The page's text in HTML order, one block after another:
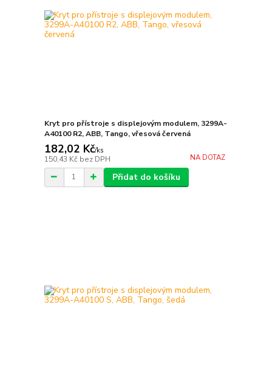
Kryt pro přístroje s displejovým modulem, 3299A-
A40100 R2, ABB, Tango, vřesová červená
182,02 Kč/ks
150,43 Kč bez DPH NA DOTAZ
Přidat do košíku